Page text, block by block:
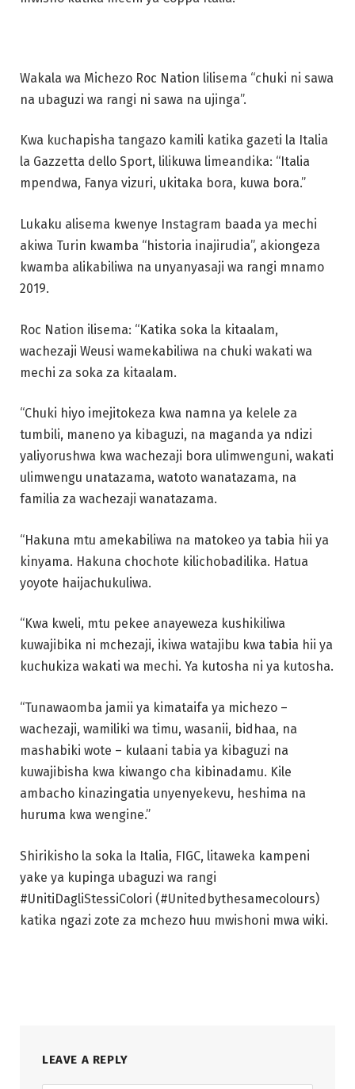
Wakala wa Michezo Roc Nation lilisema “chuki ni sawa
na ubaguzi wa rangi ni sawa na ujinga”.
Kwa kuchapisha tangazo kamili katika gazeti la Italia
la Gazzetta dello Sport, lilikuwa limeandika: “Italia
mpendwa, Fanya vizuri, ukitaka bora, kuwa bora.”
Lukaku alisema kwenye Instagram baada ya mechi
akiwa Turin kwamba “historia inajirudia”, akiongeza
kwamba alikabiliwa na unyanyasaji wa rangi mnamo
2019.
Roc Nation ilisema: “Katika soka la kitaalam,
wachezaji Weusi wamekabiliwa na chuki wakati wa
mechi za soka za kitaalam.
“Chuki hiyo imejitokeza kwa namna ya kelele za
tumbili, maneno ya kibaguzi, na maganda ya ndizi
yaliyorushwa kwa wachezaji bora ulimwenguni, wakati
ulimwengu unatazama, watoto wanatazama, na
familia za wachezaji wanatazama.
“Hakuna mtu amekabiliwa na matokeo ya tabia hii ya
kinyama. Hakuna chochote kilichobadilika. Hatua
yoyote haijachukuliwa.
“Kwa kweli, mtu pekee anayeweza kushikiliwa
kuwajibika ni mchezaji, ikiwa watajibu kwa tabia hii ya
kuchukiza wakati wa mechi. Ya kutosha ni ya kutosha.
“Tunawaomba jamii ya kimataifa ya michezo –
wachezaji, wamiliki wa timu, wasanii, bidhaa, na
mashabiki wote – kulaani tabia ya kibaguzi na
kuwajibisha kwa kiwango cha kibinadamu. Kile
ambacho kinazingatia unyenyekevu, heshima na
huruma kwa wengine.”
Shirikisho la soka la Italia, FIGC, litaweka kampeni
yake ya kupinga ubaguzi wa rangi
#UnitiDagliStessiColori (#Unitedbythesamecolours)
katika ngazi zote za mchezo huu mwishoni mwa wiki.
LEAVE A REPLY